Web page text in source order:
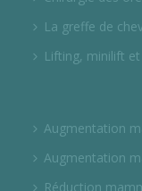
La greffe de
Lifting, minilift
Augmentation
Augmentation
Réduction